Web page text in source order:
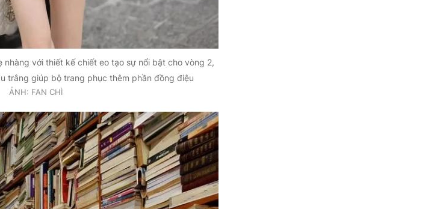
nhàng với thiết kế chiết eo tạo sự nổi bật cho vòng 2,
trắng giúp bộ trang phục thêm phần đồng điệu
ẢNH: FAN CHÌ